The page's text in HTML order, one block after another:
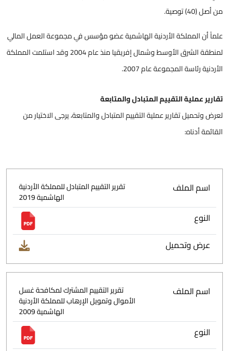
من أصل (40) توصية.
علماً أن المملكة الأردنية الهاشمية عضو مؤسس في مجموعة العمل المالي
لمنطقة الشرق الأوسط وشمال إفريقيا منذ عام 2004 وقد استلمت المملكة
الأردنية رئاسة المجموعة عام 2007.
تقارير عملية التقييم المتبادل والمتابعة
لعرض وتحميل تقارير عملية التقييم المتبادل والمتابعة، يرجى الاختيار من
القائمة أدناه:
اسم الملف
تقرير التقييم المتبادل للمملكة الأردنية
الهاشمية 2019
النوع
عرض وتحميل
اسم الملف
تقرير التقييم المشترك لمكافحة غسل
الأموال وتمويل الإرهاب للمملكة الأردنية
الهاشمية 2009
النوع